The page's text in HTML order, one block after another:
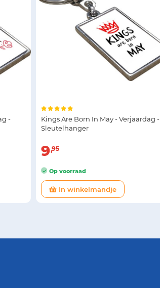
-
Kings Are Born In May - Verjaardag -
Sleutelhanger
9 95
Op voorraad
In winkelmandje